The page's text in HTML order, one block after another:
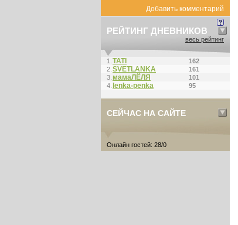
Добавить комментарий
РЕЙТИНГ ДНЕВНИКОВ
весь рейтинг
1. ТАТI
162
2. SVETLANKA
161
3. мамаЛЁЛЯ
101
4. lenka-penka 95
СЕЙЧАС НА САЙТЕ
Онлайн гостей: 28/0